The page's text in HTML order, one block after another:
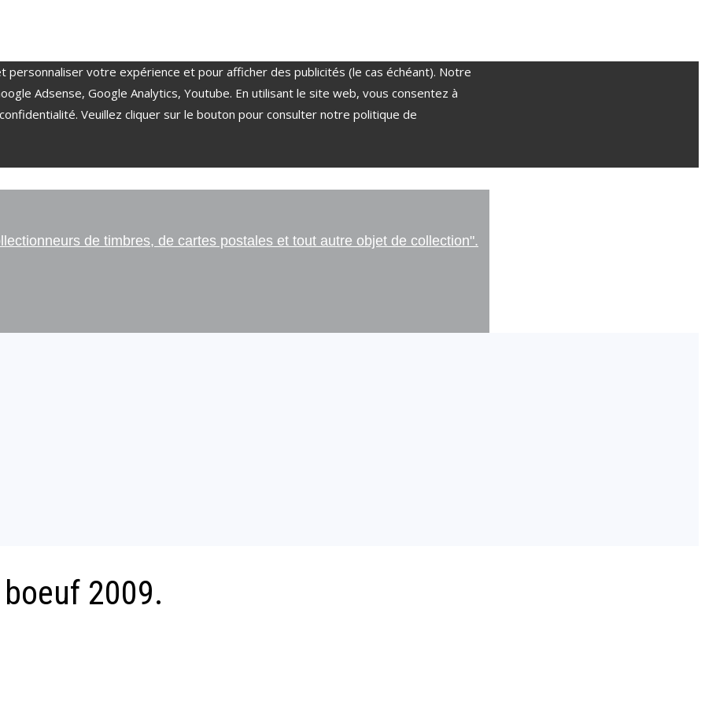
votre expérience et pour afficher des publicités (le cas échéant). Notre
Adsense, Google Analytics, Youtube. En utilisant le site web, vous consentez à
Veuillez cliquer sur le bouton pour consulter notre politique de
de timbres, de cartes postales et tout autre objet de collection".
2009.